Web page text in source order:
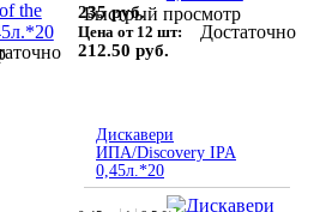
Быстрый просмотр
235 руб.
Цена от 12 шт:
212.50 руб.
Достаточно
Дискавери
ИПА/Discovery IPA
0,45л.*20